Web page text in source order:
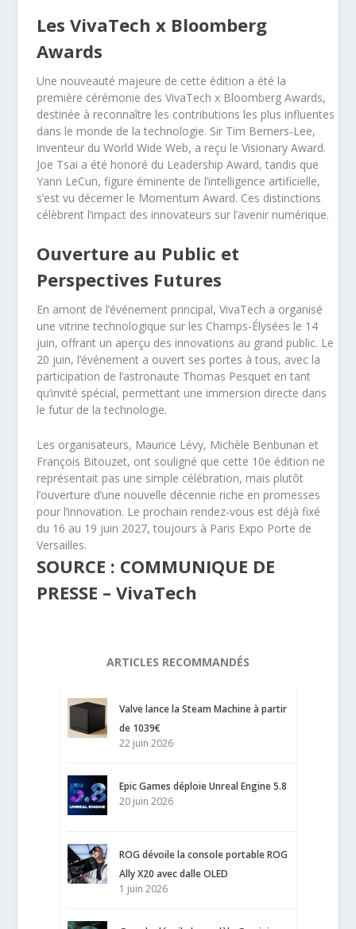
Les VivaTech x Bloomberg
Awards
Une nouveauté majeure de cette édition a été la
première cérémonie des VivaTech x Bloomberg Awards,
destinée à reconnaître les contributions les plus influentes
dans le monde de la technologie. Sir Tim Berners-Lee,
inventeur du World Wide Web, a reçu le Visionary Award.
Joe Tsai a été honoré du Leadership Award, tandis que
Yann LeCun, figure éminente de l’intelligence artificielle,
s’est vu décerner le Momentum Award. Ces distinctions
célèbrent l’impact des innovateurs sur l’avenir numérique.
Ouverture au Public et
Perspectives Futures
En amont de l’événement principal, VivaTech a organisé
une vitrine technologique sur les Champs-Élysées le 14
juin, offrant un aperçu des innovations au grand public. Le
20 juin, l’événement a ouvert ses portes à tous, avec la
participation de l’astronaute Thomas Pesquet en tant
qu’invité spécial, permettant une immersion directe dans
le futur de la technologie.
Les organisateurs, Maurice Lévy, Michèle Benbunan et
François Bitouzet, ont souligné que cette 10e édition ne
représentait pas une simple célébration, mais plutôt
l’ouverture d’une nouvelle décennie riche en promesses
pour l’innovation. Le prochain rendez-vous est déjà fixé
du 16 au 19 juin 2027, toujours à Paris Expo Porte de
Versailles.
SOURCE : COMMUNIQUE DE
PRESSE – VivaTech
ARTICLES RECOMMANDÉS
Valve lance la Steam Machine à partir
de 1039€
22 juin 2026
Epic Games déploie Unreal Engine 5.8
20 juin 2026
ROG dévoile la console portable ROG
Ally X20 avec dalle OLED
1 juin 2026